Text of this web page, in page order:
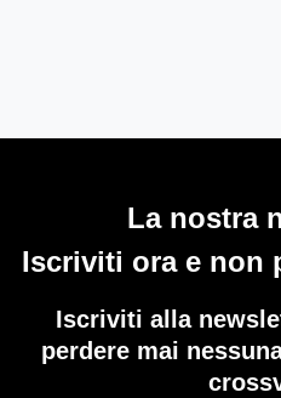
La nostra
Iscriviti ora e non
Iscriviti alla
perdere mai